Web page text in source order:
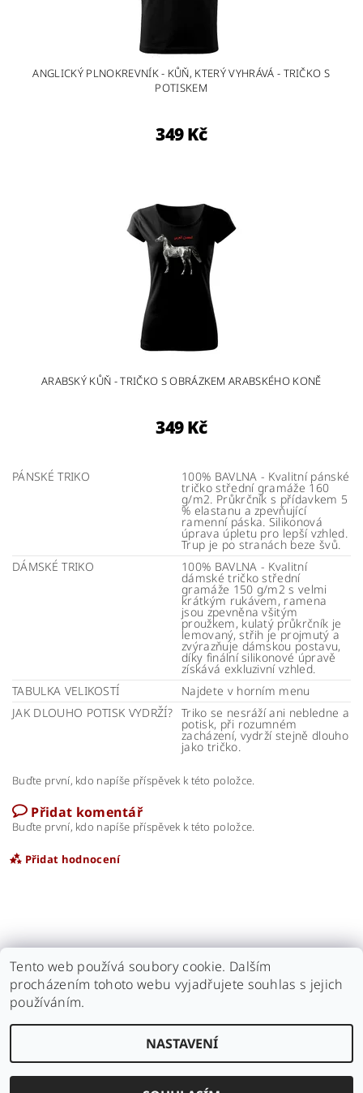
ANGLICKÝ PLNOKREVNÍK - KŮŇ, KTERÝ VYHRÁVÁ - TRIČKO S
POTISKEM
349 Kč
ARABSKÝ KŮŇ - TRIČKO S OBRÁZKEM ARABSKÉHO KONĚ
349 Kč
PÁNSKÉ TRIKO 100% BAVLNA - Kvalitní pánské
tričko střední gramáže 160
g/m2. Průkrčník s přídavkem 5
% elastanu a zpevňující
ramenní páska. Silikonová
úprava úpletu pro lepší vzhled.
Trup je po stranách beze švů.
DÁMSKÉ TRIKO
100% BAVLNA - Kvalitní
dámské tričko střední
gramáže 150 g/m2 s velmi
krátkým rukávem, ramena
jsou zpevněna všitým
proužkem, kulatý průkrčník je
lemovaný, střih je projmutý a
zvýrazňuje dámskou postavu,
díky finální silikonové úpravě
získává exkluzivní vzhled.
TABULKA VELIKOSTÍ
Najdete v horním menu
JAK DLOUHO POTISK VYDRŽÍ? Triko se nesráží ani nebledne a
potisk, při rozumném
zacházení, vydrží stejně dlouho
jako tričko.
Buďte první, kdo napíše příspěvek k této položce.
Přidat komentář
Buďte první, kdo napíše příspěvek k této položce.
Přidat hodnocení
Náš antikvariát
2026 © Černé triko, všechna práva vyhrazenaUpravit nastavení cookies
Tento web používá soubory cookie. Dalším
procházením tohoto webu vyjadřujete souhlas s jejich
používáním.
NASTAVENÍ